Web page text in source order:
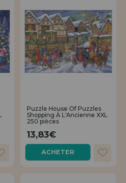
Puzzle House Of Puzzles
Shopping À L'Ancienne XXL
250 pièces
13,83€
ACHETER